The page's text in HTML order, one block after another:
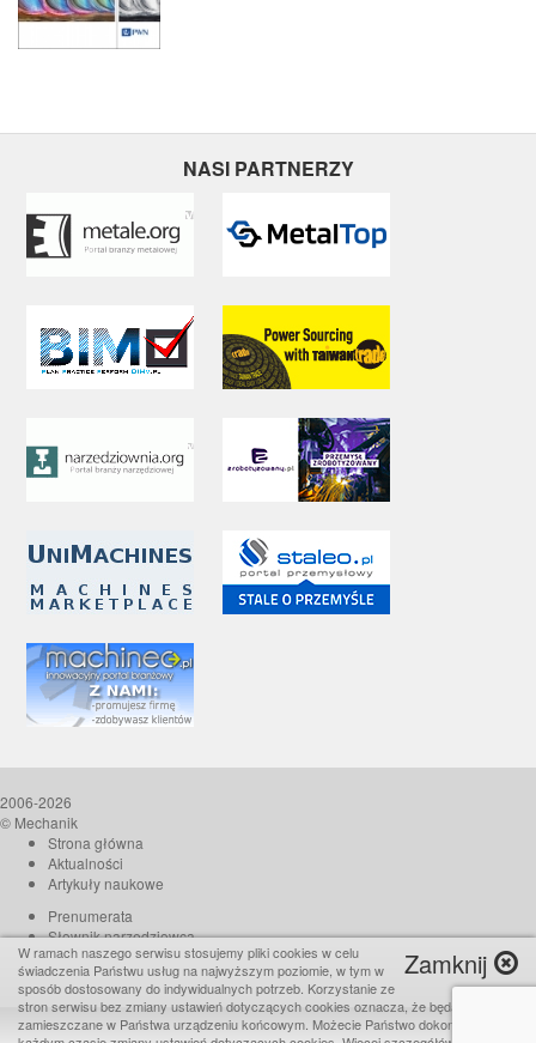
NASI PARTNERZY
2006-2026
© Mechanik
Strona główna
Aktualności
Artykuły naukowe
Prenumerata
Słownik narzędziowca
O czasopiśmie
Reklama
Kontakt
Zamknij
W ramach naszego serwisu stosujemy pliki cookies w celu
świadczenia Państwu usług na najwyższym poziomie, w tym w
sposób dostosowany do indywidualnych potrzeb. Korzystanie ze
stron serwisu bez zmiany ustawień dotyczących cookies oznacza, że będą one
zamieszczane w Państwa urządzeniu końcowym. Możecie Państwo dokonać w